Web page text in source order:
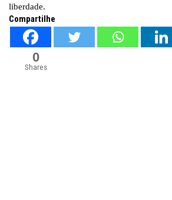
liberdade.
Compartilhe
0
Shares